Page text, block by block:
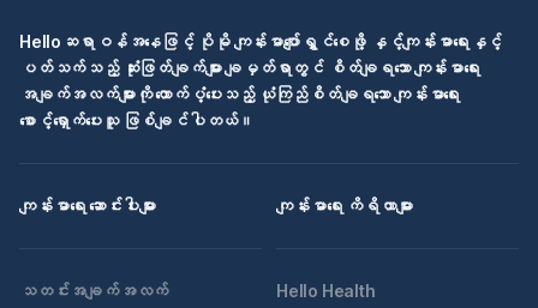
Helloဆရာဝန်အနေဖြင့် ပိုမို ကျန်းမာပျော်ရွှင်စေဖို့ နှင့်ကျန်းမာရေးနှင့်
ပတ်သက်သည့် ဆုံးဖြတ်ချက်များ ချမှတ်ရာတွင် စိတ်ချရသော ကျန်းမာရေး
အချက်အလက်များကို ထောက်ပံ့ပေးသည့် ယုံကြည်စိတ်ချရသော ကျန်းမာရေး
စောင့်ရှောက်ပေးသူ ဖြစ်ချင်ပါတယ်။
ကျန်းမာရေး ဆောင်းပါးများ ကျန်းမာရေး ကိရိယာများ
သတင်းအချက်အလက်
Hello Health